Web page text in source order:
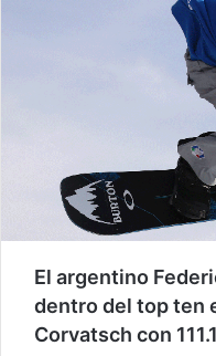
El argentino
dentro del top ten
Corvatsch con